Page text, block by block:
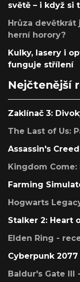
světě – i když si
Hrůza devětkrát
herní horory?
Kulky, lasery i
funguje střílení
Nejčtenější
Zaklínač 3:
The Last of Us:
Assassin's
Kingdom
Farming
Hogwarts
Stalker 2: Heart
Elden Ring -
Cyberpunk
Baldur's Gate III